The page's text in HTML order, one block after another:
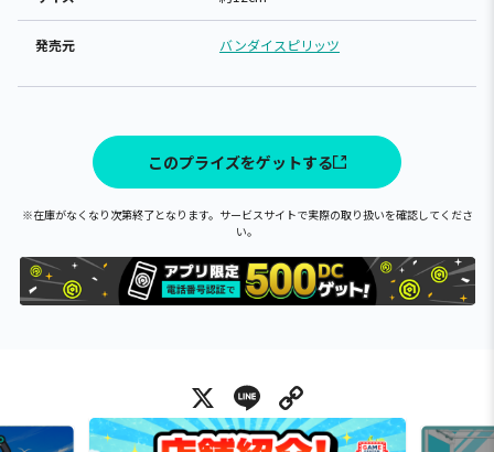
発売元 バンダイスピリッツ
このプライズをゲットする
※在庫がなくなり次第終了となります。サービスサイトで実際の取り扱いを確認してくださ
い。
X Line